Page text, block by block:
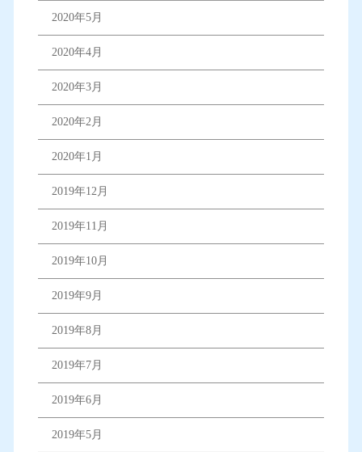
2020年5月
2020年4月
2020年3月
2020年2月
2020年1月
2019年12月
2019年11月
2019年10月
2019年9月
2019年8月
2019年7月
2019年6月
2019年5月